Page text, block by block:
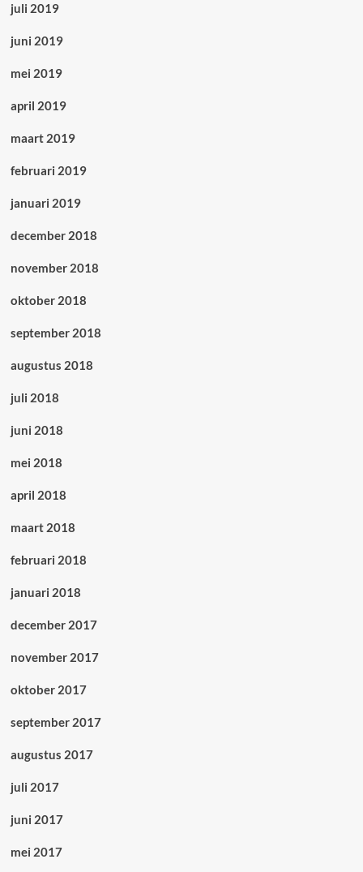
juli 2019
juni 2019
mei 2019
april 2019
maart 2019
februari 2019
januari 2019
december 2018
november 2018
oktober 2018
september 2018
augustus 2018
juli 2018
juni 2018
mei 2018
april 2018
maart 2018
februari 2018
januari 2018
december 2017
november 2017
oktober 2017
september 2017
augustus 2017
juli 2017
juni 2017
mei 2017